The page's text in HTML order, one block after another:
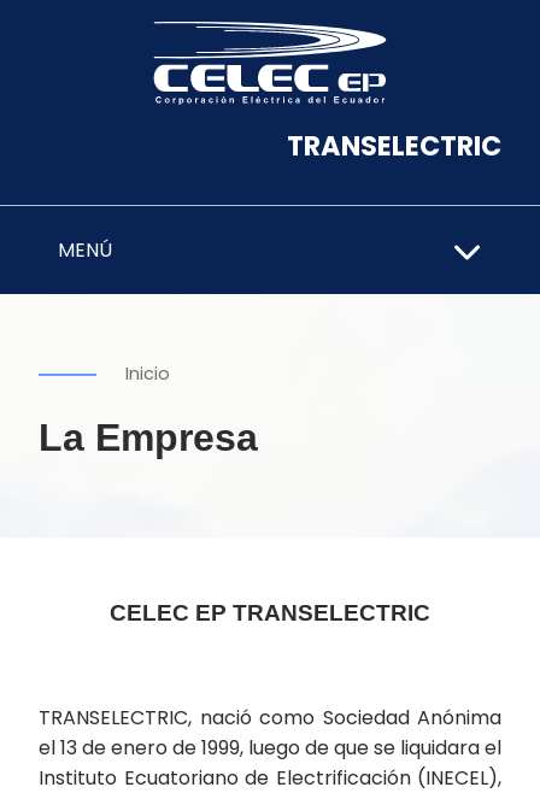
TRANSELECTRIC
MENÚ
Inicio
La Empresa
CELEC EP TRANSELECTRIC
TRANSELECTRIC, nació como Sociedad Anónima
el 13 de enero de 1999, luego de que se liquidara el
Instituto Ecuatoriano de Electrificación (INECEL),